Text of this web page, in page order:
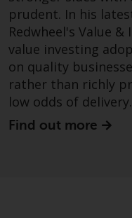
andere
zu erhalten.
Produkte
Diese
prudent. In his
Redwheel's Value
value investing
on quality
rather than richly
low odds of delivery.
Find out more